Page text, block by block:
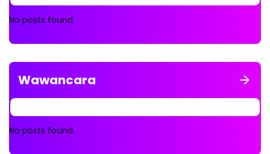
No posts found.
Wawancara
No posts found.